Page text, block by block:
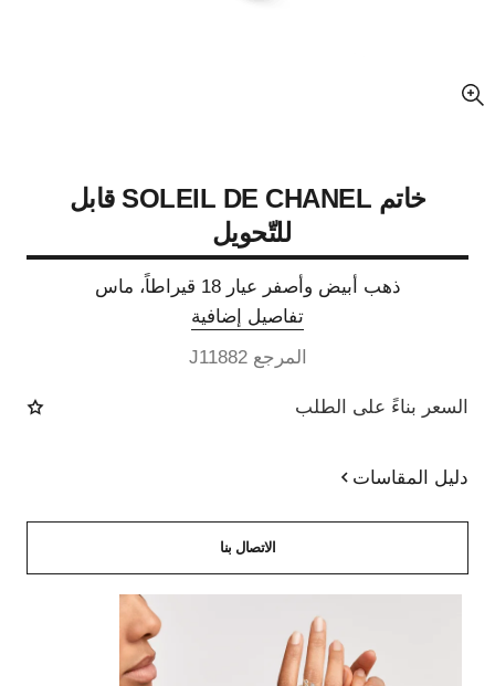
عرض مكبّر عن الصورة
خاتم SOLEIL DE CHANEL قابل
للتّحويل ‎‏
ذهب أبيض وأصفر عيار 18 قيراطاً، ماس
تفاصيل إضافية
المرجع J11882
السعر بناءً على الطلب
دليل المقاسات
الاتصال بنا